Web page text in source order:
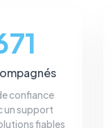
confiance
un support
fiables